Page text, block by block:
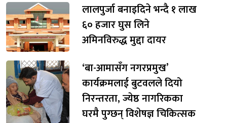
लालपुर्जा बनाइदिने भन्दै १ लाख
६० हजार घुस लिने
अमिनविरुद्ध मुद्दा दायर
‘बा-आमासँग नगरप्रमुख’
कार्यक्रमलाई बुटवलले दियो
निरन्तरता, ज्येष्ठ नागरिकका
घरमै पुग्छन् विशेषज्ञ चिकित्सक